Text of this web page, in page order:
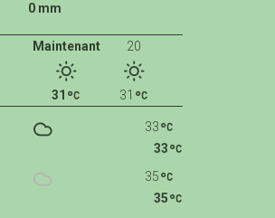
0 mm
Maintenant
31
20
31
33
33
35
35